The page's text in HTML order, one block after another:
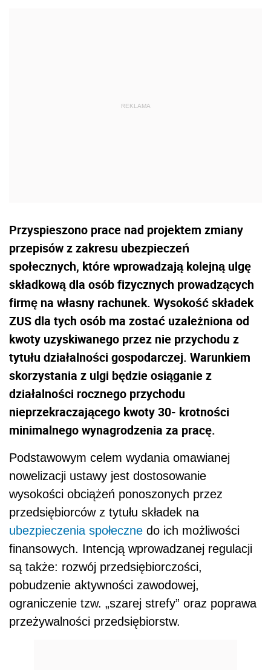
Przyspieszono prace nad projektem zmiany
przepisów z zakresu ubezpieczeń
społecznych, które wprowadzają kolejną ulgę
składkową dla osób fizycznych prowadzących
firmę na własny rachunek. Wysokość składek
ZUS dla tych osób ma zostać uzależniona od
kwoty uzyskiwanego przez nie przychodu z
tytułu działalności gospodarczej. Warunkiem
skorzystania z ulgi będzie osiąganie z
działalności rocznego przychodu
nieprzekraczającego kwoty 30- krotności
minimalnego wynagrodzenia za pracę.
Podstawowym celem wydania omawianej
nowelizacji ustawy jest dostosowanie
wysokości obciążeń ponoszonych przez
przedsiębiorców z tytułu składek na
ubezpieczenia społeczne do ich możliwości
finansowych. Intencją wprowadzanej regulacji
są także: rozwój przedsiębiorczości,
pobudzenie aktywności zawodowej,
ograniczenie tzw. „szarej strefy” oraz poprawa
przeżywalności przedsiębiorstw.